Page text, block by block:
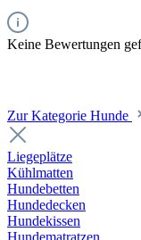
Keine Bewertungen
Zur Kategorie Hunde
Liegeplätze
Kühlmatten
Hundebetten
Hundedecken
Hundekissen